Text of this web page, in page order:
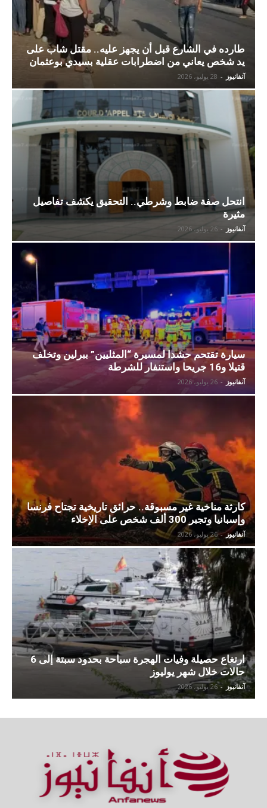
طارده في الشارع قبل أن يجهز عليه.. مقتل شاب على
يد شخص يعاني من اضطرابات عقلية بسيدي بوعثمان
آنفانيوز - 28 يوليو، 2026
انتحل صفة ضابط وشرطي.. التحقيق يكشف تفاصيل
مثيرة
آنفانيوز - 26 يوليو، 2026
سيارة تقتحم حشدا لمسيرة “المثليين” ببرلين وتخلف
قتيلا و16 جريحا واستنفار للشرطة
آنفانيوز - 26 يوليو، 2026
كارثة مناخية غير مسبوقة.. حرائق تاريخية تجتاح فرنسا
وإسبانيا وتجبر 300 ألف شخص على الإخلاء
آنفانيوز - 26 يوليو، 2026
ارتغاع حصيلة وفيات الهجرة سباحة بحدود سبتة إلى 6
حالات خلال شهر يوليوز
آنفانيوز - 26 يوليو، 2026